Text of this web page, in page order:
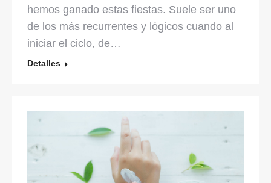
hemos ganado estas fiestas. Suele ser uno
de los más recurrentes y lógicos cuando al
iniciar el ciclo, de…
Detalles